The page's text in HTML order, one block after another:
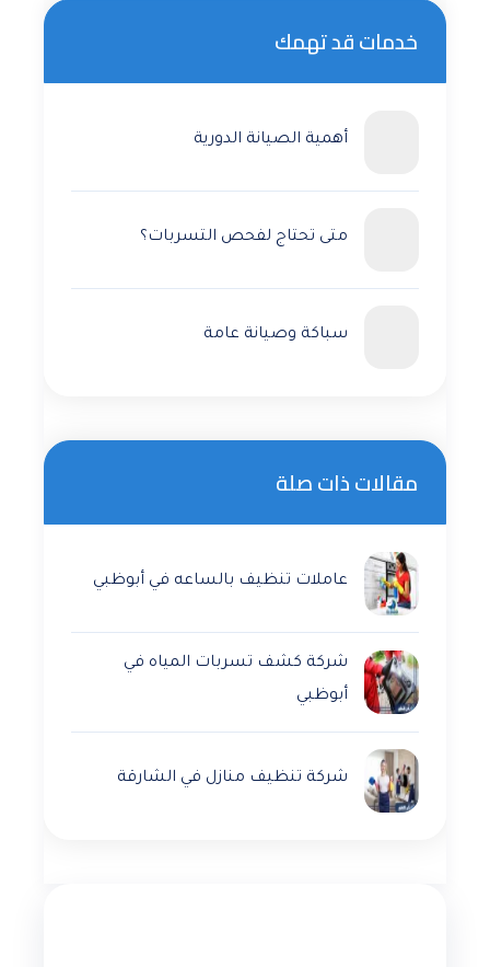
خدمات قد تهمك
أهمية الصيانة الدورية
متى تحتاج لفحص التسربات؟
سباكة وصيانة عامة
مقالات ذات صلة
عاملات تنظيف بالساعه في أبوظبي
شركة كشف تسربات المياه في
أبوظبي
شركة تنظيف منازل في الشارقة